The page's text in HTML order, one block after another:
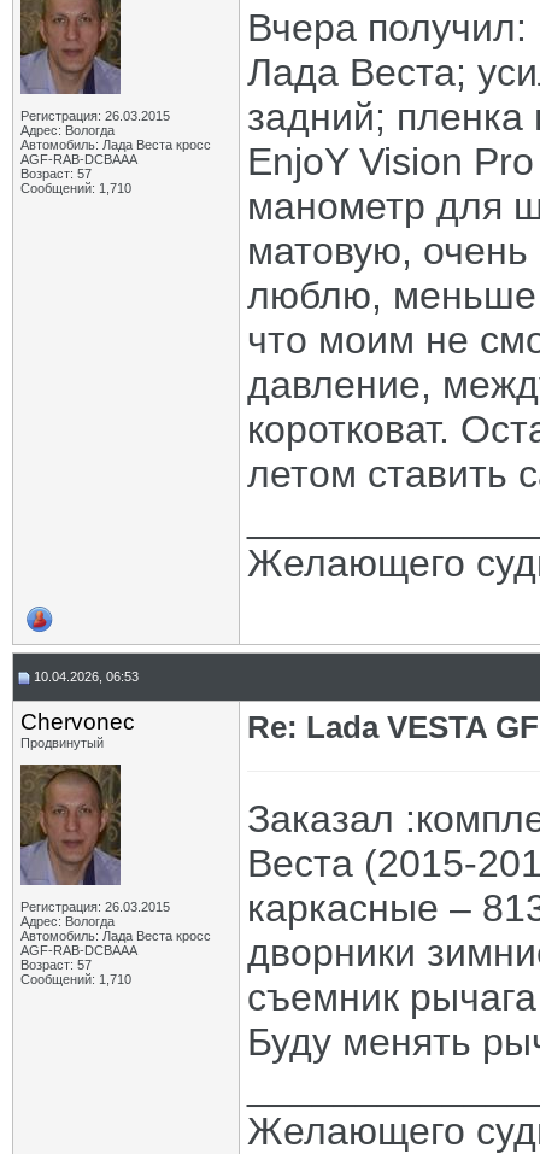
Регистрация: 26.03.2015
Адрес: Вологда
Автомобиль: Лада Веста кросс
AGF-RAB-DCBAAA
Возраст: 57
Сообщений: 1,710
Вчера получил:
Лада Веста;
задний; пленка
EnjoY Vision
манометр для
матовую, очень
люблю, меньше
что моим не
давление,
коротковат.
летом ставить
Желающего
10.04.2026, 06:53
Chervonec
Продвинутый
Регистрация: 26.03.2015
Адрес: Вологда
Автомобиль: Лада Веста кросс
AGF-RAB-DCBAAA
Возраст: 57
Сообщений: 1,710
Re: Lada VESTA
Заказал
Веста (2015-
каркасные –
дворники
съемник
Буду менять
Желающего